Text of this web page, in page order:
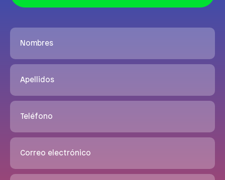
Nombres
Apellidos
Teléfono
Correo electrónico